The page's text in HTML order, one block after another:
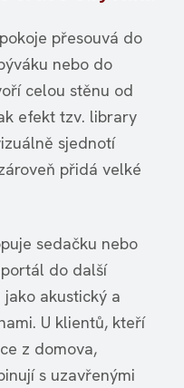
přesouvá do
nebo do
celou stěnu od
efekt tzv. library
sjednotí
přidá velké
sedačku nebo
do další
akustický a
U klientů, kteří
z domova,
s uzavřenými